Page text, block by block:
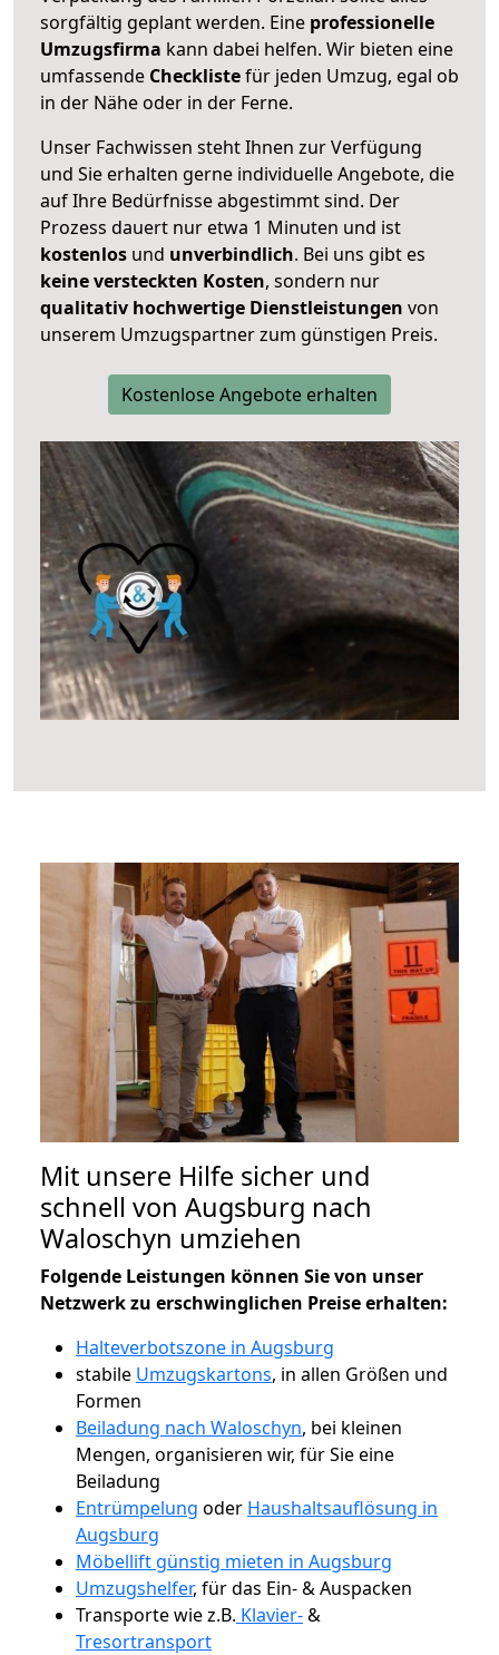
sorgfältig geplant werden. Eine professionelle
Umzugsfirma kann dabei helfen. Wir bieten eine
umfassende Checklistefür jeden Umzug, egal ob
in der Nähe oder in der Ferne.
Unser Fachwissen steht Ihnen zur Verfügung
und Sie erhalten gerne individuelle Angebote, die
auf Ihre Bedürfnisse abgestimmt sind. Der
Prozess dauert nur etwa 1 Minuten und ist
kostenlos und unverbindlich. Bei uns gibt es
keine versteckten Kosten, sondern nur
qualitativ hochwertige Dienstleistungen von
unserem Umzugspartner zum günstigen Preis.
Kostenlose Angebote erhalten
Mit unsere Hilfe sicher und
schnell von Augsburg nach
Waloschyn umziehen
Folgende Leistungen können Sie von unser
Netzwerk zu erschwinglichen Preise erhalten:
Halteverbotszone in Augsburg
stabile Umzugskartons, in allen Größen und
Formen
Beiladung nach Waloschyn, bei kleinen
Mengen, organisieren wir, für Sie eine
Beiladung
Entrümpelung oder Haushaltsauflösung in
Augsburg
Möbellift günstig mieten in Augsburg
Umzugshelfer, für das Ein- & Auspacken
Transporte wie z.B. Klavier-&
Tresortransport